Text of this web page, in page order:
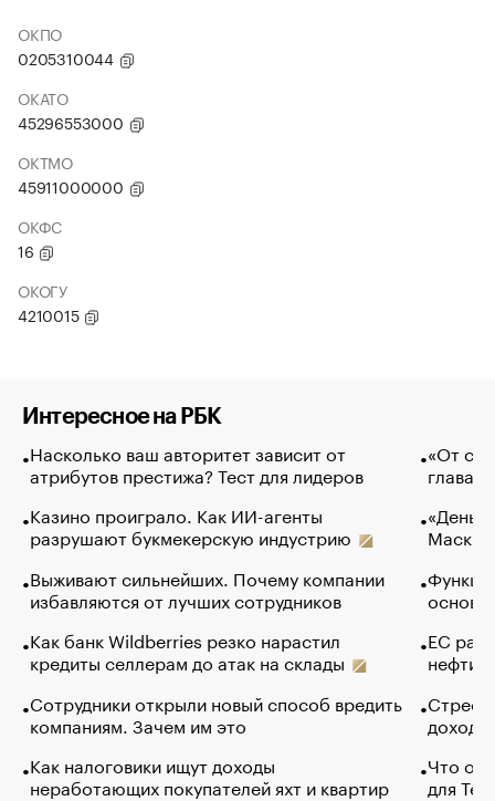
ОКПО
0205310044
ОКАТО
45296553000
ОКТМО
45911000000
ОКФС
16
ОКОГУ
4210015
Интересное на РБК
Насколько ваш авторитет зависит от
атрибутов престижа? Тест для лидеров
Казино проиграло. Как ИИ-агенты
разрушают букмекерскую индустрию
Выживают сильнейших. Почему компании
избавляются от лучших сотрудников
Как банк Wildberries резко нарастил
кредиты селлерам до атак на склады
Сотрудники открыли новый способ вредить
компаниям. Зачем им это
Как налоговики ищут доходы
неработающих покупателей яхт и квартир
«От
глава
Маск в
основ
ЕС
нефти
Что
для